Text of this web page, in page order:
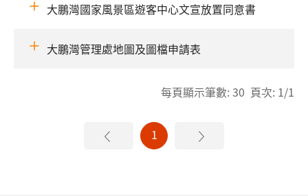
大鵬灣國家風景區遊客中心文宣放置同意書
大鵬灣管理處地圖及圖檔申請表
每頁顯示筆數: 30 頁次: 1/1
1